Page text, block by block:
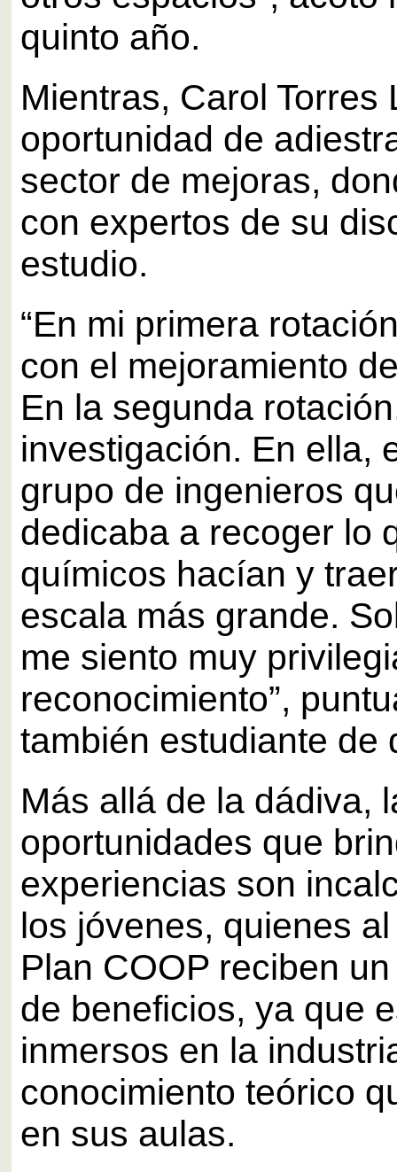
quinto año.
Mientras, Carol Torres
oportunidad de
sector de mejoras,
con expertos de su
estudio.
“En mi primera
con el mejoramiento
En la segunda
investigación. En ella,
grupo de ingenieros
dedicaba a recoger lo
químicos hacían y
escala más grande.
me siento muy
reconocimiento”,
también estudiante de
Más allá de la dádiva,
oportunidades que
experiencias son
los jóvenes, quienes
Plan COOP reciben
de beneficios, ya que
inmersos en la
conocimiento teórico
en sus aulas.